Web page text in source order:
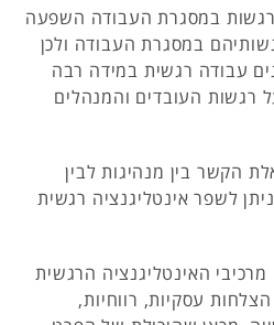
רגשות במסגרת העבודה השפעה
במסגרת העבודה ולכן
עבודה רגשית במידה רבה
רגשות העובדים והמנהלים
הקשר בין מנהיגות לבין
לשפר אינטליגנציה רגשית
מרכיבי האינטליגנציה הרגשית
עסקיות, רווחיות,